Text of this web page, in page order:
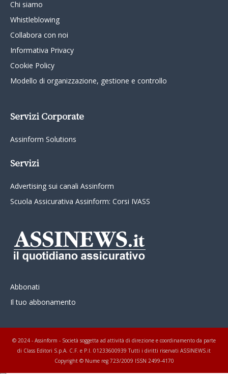
Chi siamo
Whistleblowing
Collabora con noi
Informativa Privacy
Cookie Policy
Modello di organizzazione, gestione e controllo
Servizi Corporate
Assinform Solutions
Servizi
Advertising sui canali Assinform
Scuola Assicurativa Assinform: Corsi IVASS
Abbonati
Il tuo abbonamento
© 2024 - Assinform - Società soggetta ad attività di direzione e coordinamento da parte
di Class Editori S.p.A. C.F. e P.I. 01233600939 Tutti i diritti riservati ASSINEWS.it
Copyright © Nume reg 723/2009 ISSN 2499-4170